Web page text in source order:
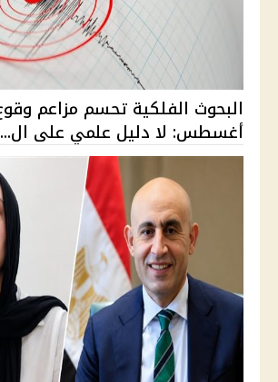
أغسطس: لا دليل علمي على ال...